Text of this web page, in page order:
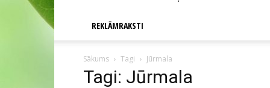
REKLĀMRAKSTI
Sākums Tagi Jūrmala
Tagi: Jūrmala